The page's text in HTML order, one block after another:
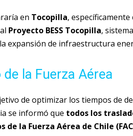
en Tocopilla,
Proyecto BESS Tocopilla,
expansión de infraestructura
la Fuerza Aérea
de optimizar los tiempos de
se informó que todos los
la Fuerza Aérea de Chile